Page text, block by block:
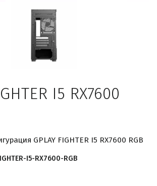
I5 RX7600
GPLAY FIGHTER I5 RX7600 RGB
I5-RX7600-RGB